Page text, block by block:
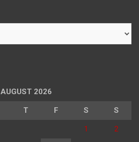
AUGUST 2026
T F S S
1 2